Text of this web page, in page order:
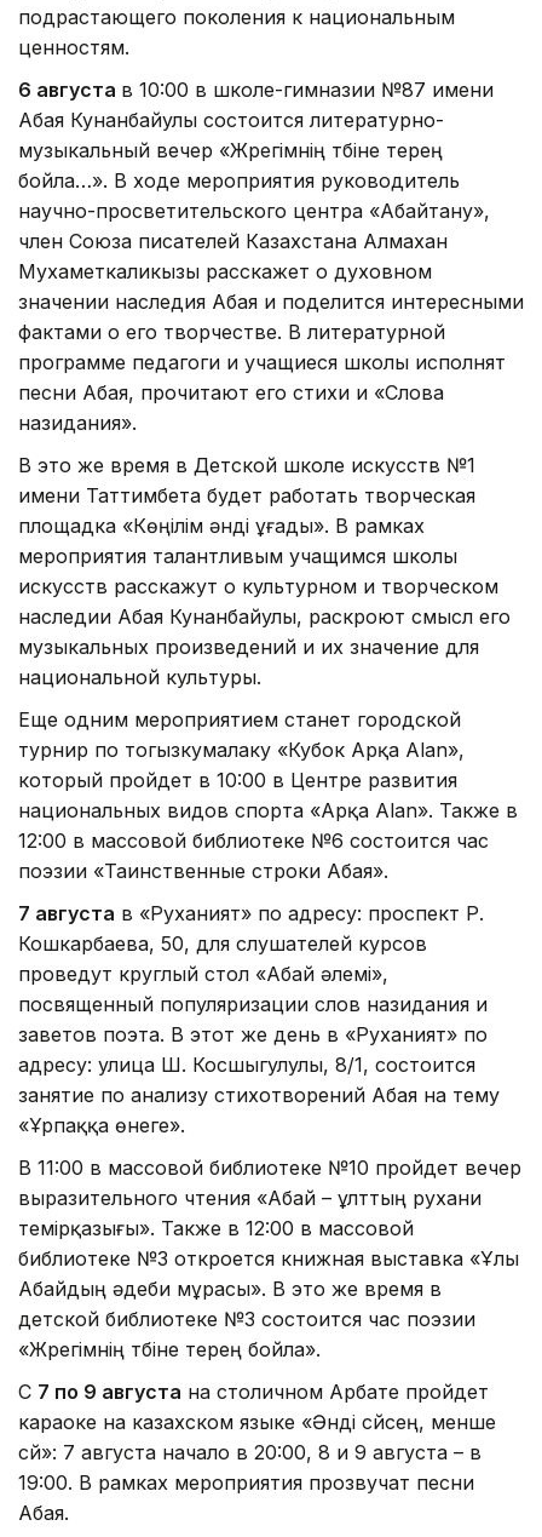
подрастающего поколения к национальным
ценностям.
6 августа в 10:00 в школе-гимназии №87 имени
Абая Кунанбайулы состоится литературно-
музыкальный вечер «Жүрегімнің түбіне терең
бойла…». В ходе мероприятия руководитель
научно-просветительского центра «Абайтану»,
член Союза писателей Казахстана Алмахан
Мухаметкаликызы расскажет о духовном
значении наследия Абая и поделится интересными
фактами о его творчестве. В литературной
программе педагоги и учащиеся школы исполнят
песни Абая, прочитают его стихи и «Слова
назидания».
В это же время в Детской школе искусств №1
имени Таттимбета будет работать творческая
площадка «Көңілім әнді ұғады». В рамках
мероприятия талантливым учащимся школы
искусств расскажут о культурном и творческом
наследии Абая Кунанбайулы, раскроют смысл его
музыкальных произведений и их значение для
национальной культуры.
Еще одним мероприятием станет городской
турнир по тогызкумалаку «Кубок Арқа Alan»,
который пройдет в 10:00 в Центре развития
национальных видов спорта «Арқа Alan». Также в
12:00 в массовой библиотеке №6 состоится час
поэзии «Таинственные строки Абая».
7 августа в «Руханият» по адресу: проспект Р.
Кошкарбаева, 50, для слушателей курсов
проведут круглый стол «Абай әлемі»,
посвященный популяризации слов назидания и
заветов поэта. В этот же день в «Руханият» по
адресу: улица Ш. Косшыгулулы, 8/1, состоится
занятие по анализу стихотворений Абая на тему
«Ұрпаққа өнеге».
В 11:00 в массовой библиотеке №10 пройдет вечер
выразительного чтения «Абай – ұлттың рухани
темірқазығы». Также в 12:00 в массовой
библиотеке №3 откроется книжная выставка «Ұлы
Абайдың әдеби мұрасы». В это же время в
детской библиотеке №3 состоится час поэзии
«Жүрегімнің түбіне терең бойла».
С 7 по 9 августа на столичном Арбате пройдет
караоке на казахском языке «Әнді сүйсең, менше
сүй»: 7 августа начало в 20:00, 8 и 9 августа – в
19:00. В рамках мероприятия прозвучат песни
Абая.